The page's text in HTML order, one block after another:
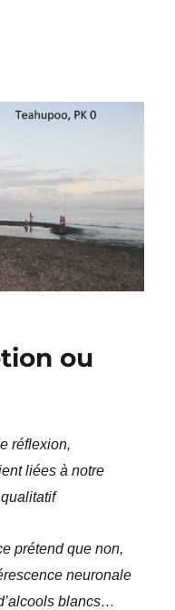
ou
réflexion,
liées à notre
prétend que non,
neuronale
blancs…